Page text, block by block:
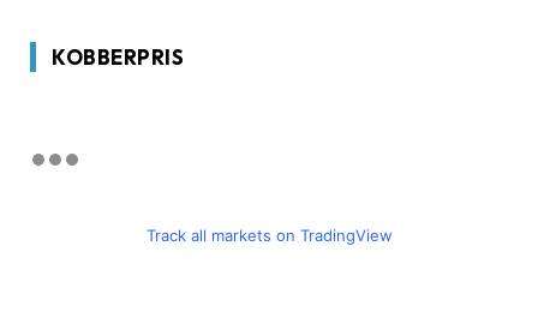
KOBBERPRIS
Track all markets on TradingView